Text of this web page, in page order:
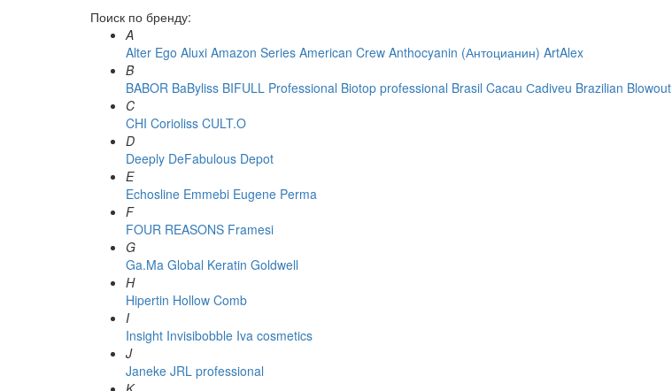
Поиск по бренду:
A
Alter Ego Aluxi Amazon Series American Crew Anthocyanin (Антоцианин) ArtAlex
B
BABOR BaByliss BIFULL Professional Biotop professional Brasil Cacau Сadiveu Brazilian Blowout
C
CHI Corioliss CULT.O
D
Deeply DeFabulous Depot
E
Echosline Emmebi Eugene Perma
F
FOUR REASONS Framesi
G
Ga.Ma Global Keratin Goldwell
H
Hipertin Hollow Comb
I
Insight Invisibobble Iva cosmetics
J
Janeke JRL professional